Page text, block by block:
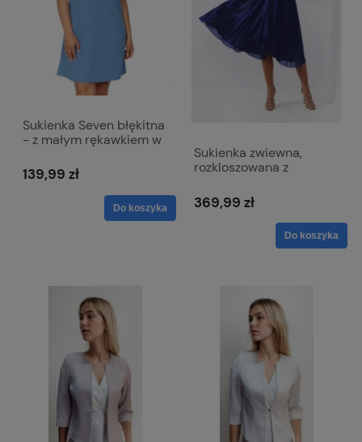
Sukienka Seven błękitna
- z małym rękawkiem w
139,99 zł
Do koszyka
Sukienka zwiewna,
rozkloszowana z
Viki połyskująca zieleń
granatowa
369,99 zł
Do koszyka